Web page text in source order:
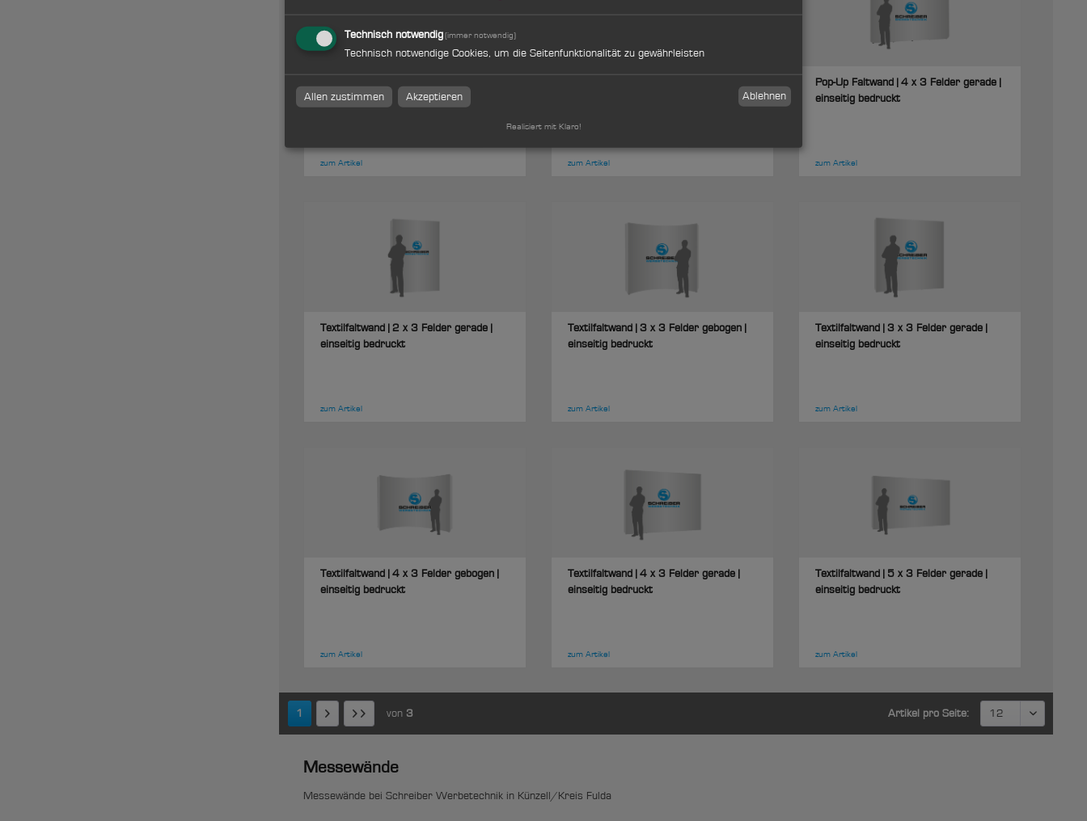
einseitig bedruckt
zum Artikel zum Artikel
Pop-Up Faltwand | 4 x 3 Felder gerade |
einseitig bedruckt
zum Artikel
Textilfaltwand | 2 x 3 Felder gerade |
einseitig bedruckt
zum Artikel
Textilfaltwand | 3 x 3 Felder gebogen |
einseitig bedruckt
zum Artikel
Textilfaltwand | 3 x 3 Felder gerade |
einseitig bedruckt
zum Artikel
Textilfaltwand | 4 x 3 Felder gebogen |
einseitig bedruckt
zum Artikel
Textilfaltwand | 4 x 3 Felder gerade |
einseitig bedruckt
zum Artikel
Textilfaltwand | 5 x 3 Felder gerade |
einseitig bedruckt
zum Artikel
1 von 3 Artikel pro Seite:
Messewände
Messewände bei Schreiber Werbetechnik in Künzell/Kreis Fulda
Technisch notwendig (immer notwendig)
Technisch notwendige Cookies, um die Seitenfunktionalität zu gewährleisten
Allen zustimmen Akzeptieren Ablehnen
Realisiert mit Klaro!